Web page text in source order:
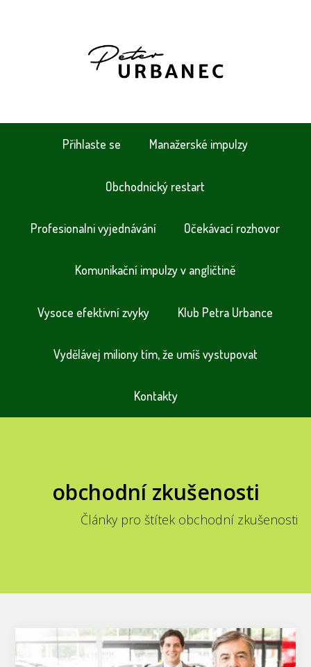
Přihlaste se Manažerské impulzy
Obchodnický restart
Profesionalni vyjednávání Očekávací rozhovor
Komunikační impulzy v angličtině
Vysoce efektivní zvyky Klub Petra Urbance
Vydělávej miliony tím, že umíš vystupovat
Kontakty
obchodní zkušenosti
Články pro štítek obchodní zkušenosti